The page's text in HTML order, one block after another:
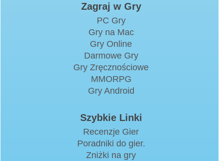
Zagraj w Gry
PC Gry
Gry na Mac
Gry Online
Darmowe Gry
Gry Zręcznościowe
MMORPG
Gry Android
Szybkie Linki
Recenzje Gier
Poradniki do gier.
Zniżki na gry